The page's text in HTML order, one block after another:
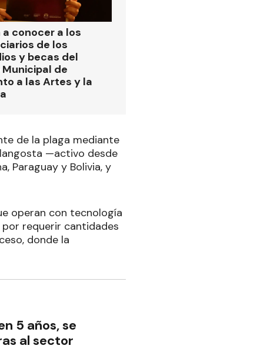
a conocer a los
de los
y becas del
Municipal de
a las Artes y la
de la plaga mediante
—activo desde
Paraguay y Bolivia, y
operan con tecnología
requerir cantidades
donde la
5 años, se
al sector